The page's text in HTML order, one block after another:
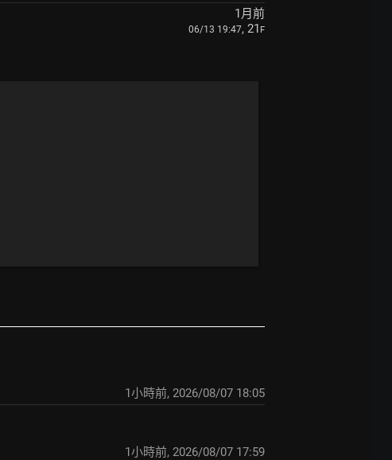
1月前
06/13 19:47, 21 F
1小時前, 2026/08/07 18:05
1小時前, 2026/08/07 17:59